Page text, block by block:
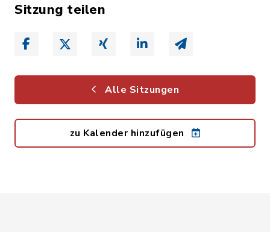
Sitzung teilen
Alle Sitzungen
zu Kalender hinzufügen